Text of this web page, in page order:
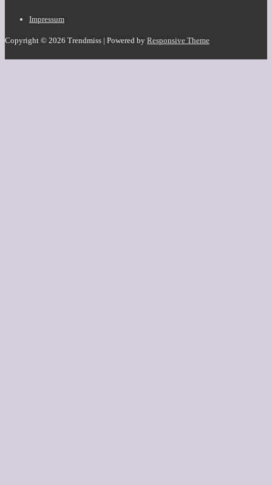
Footer-
Menü
Impressum
Copyright © 2026 Trendmiss | Powered by Responsive Theme